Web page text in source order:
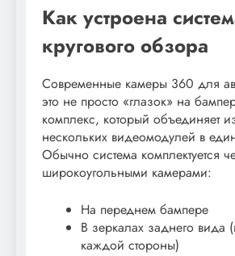
Как устроена
кругового обзора
Современные камеры 360 для
это не просто «глазок» на
комплекс, который объединяет
нескольких видеомодулей в
Обычно система комплектуется
широкоугольными камерами:
На переднем бампере
В зеркалах заднего вида
каждой стороны)